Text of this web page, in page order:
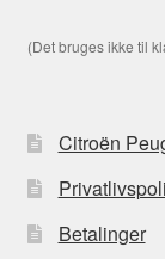
(Det bruges ikke til
Citroën
Betalinger